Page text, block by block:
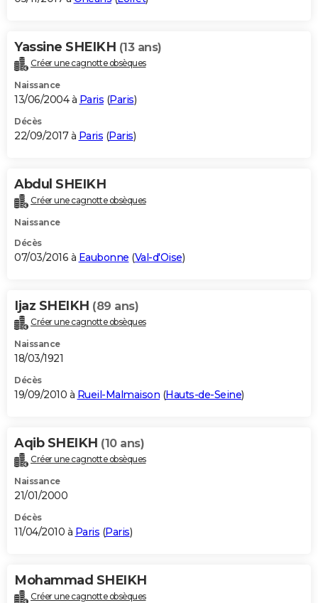
Yassine SHEIKH (13 ans)
Créer une cagnotte obsèques
Naissance
13/06/2004 à Paris (Paris)
Décès
22/09/2017 à Paris (Paris)
Abdul SHEIKH
Créer une cagnotte obsèques
Naissance
Décès
07/03/2016 à Eaubonne (Val-d'Oise)
Ijaz SHEIKH (89 ans)
Créer une cagnotte obsèques
Naissance
18/03/1921
Décès
19/09/2010 à Rueil-Malmaison (Hauts-de-Seine)
Aqib SHEIKH (10 ans)
Créer une cagnotte obsèques
Naissance
21/01/2000
Décès
11/04/2010 à Paris (Paris)
Mohammad SHEIKH
Créer une cagnotte obsèques